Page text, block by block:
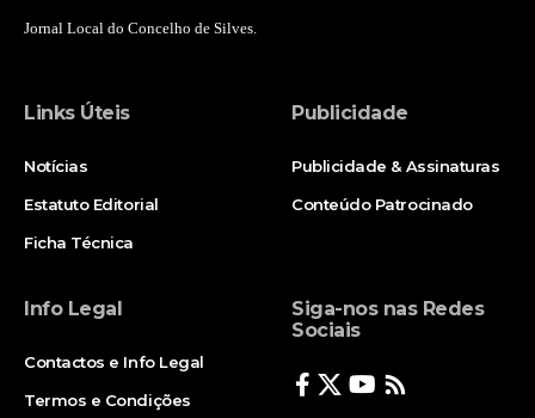
Jornal Local do Concelho de Silves.
Links Úteis
Notícias
Estatuto Editorial
Ficha Técnica
Publicidade
Publicidade & Assinaturas
Conteúdo Patrocinado
Info Legal
Contactos e Info Legal
Termos e Condições
Siga-nos nas Redes
Sociais